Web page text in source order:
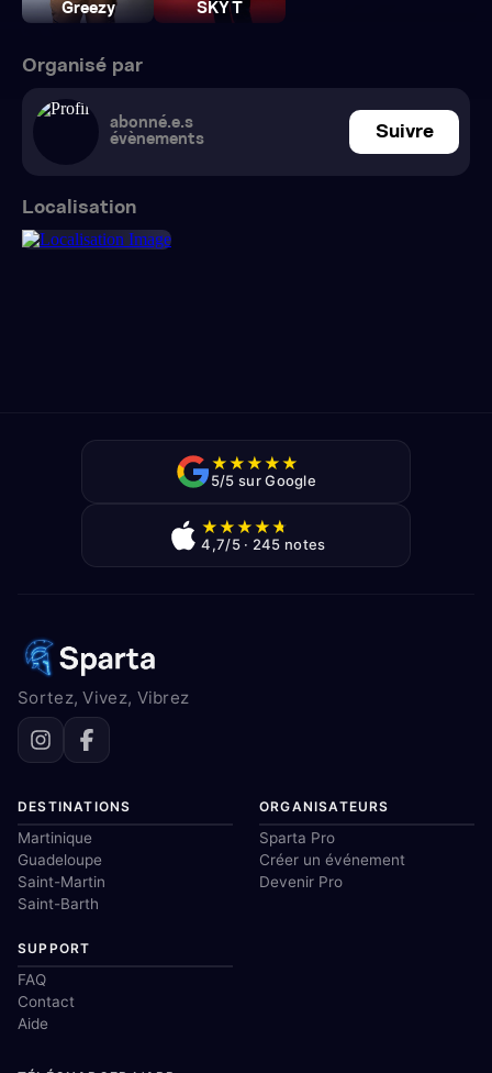
Greezy SKY T
Organisé par
abonné.e.s
évènements
Suivre
Localisation
★★★★★
5/5 sur Google
★★★★★
4,7/5 · 245 notes
Sortez, Vivez, Vibrez
DESTINATIONS
Martinique
Guadeloupe
Saint-Martin
Saint-Barth
ORGANISATEURS
Sparta Pro
Créer un événement
Devenir Pro
SUPPORT
FAQ
Contact
Aide